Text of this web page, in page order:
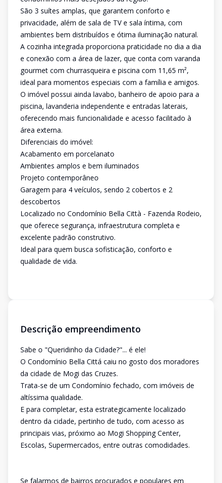
São 3 suítes amplas, que garantem conforto e
privacidade, além de sala de TV e sala íntima, com
ambientes bem distribuídos e ótima iluminação natural.
A cozinha integrada proporciona praticidade no dia a dia
e conexão com a área de lazer, que conta com varanda
gourmet com churrasqueira e piscina com 11,65 m²,
ideal para momentos especiais com a família e amigos.
O imóvel possui ainda lavabo, banheiro de apoio para a
piscina, lavanderia independente e entradas laterais,
oferecendo mais funcionalidade e acesso facilitado à
área externa.
Diferenciais do imóvel:
Acabamento em porcelanato
Ambientes amplos e bem iluminados
Projeto contemporâneo
Garagem para 4 veículos, sendo 2 cobertos e 2
descobertos
Localizado no Condomínio Bella Città - Fazenda Rodeio,
que oferece segurança, infraestrutura completa e
excelente padrão construtivo.
Ideal para quem busca sofisticação, conforto e
qualidade de vida.
Descrição empreendimento
Sabe o "Queridinho da Cidade?"... é ele!
O Condomínio Bella Cittá caiu no gosto dos moradores
da cidade de Mogi das Cruzes.
Trata-se de um Condomínio fechado, com imóveis de
altíssima qualidade.
E para completar, esta estrategicamente localizado
dentro da cidade, pertinho de tudo, com acesso as
principais vias, próximo ao Mogi Shopping Center,
Escolas, Supermercados, entre outras comodidades.
Se falarmos de bairros procurados e populares em